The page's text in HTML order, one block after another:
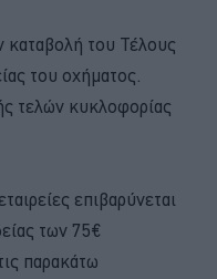
καταβολή του Τέλους
του οχήματος.
τελών κυκλοφορίας
επιβαρύνεται
των 75€
παρακάτω